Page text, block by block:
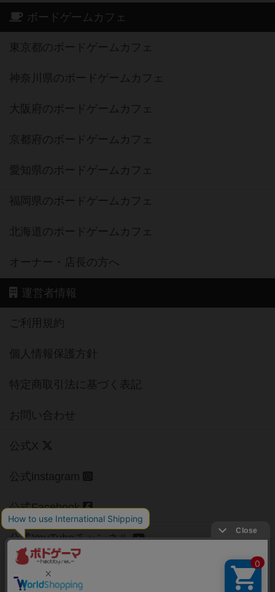
ボードゲームカフェ
東京都のボードゲームカフェ
神奈川県のボードゲームカフェ
大阪府のボードゲームカフェ
京都府のボードゲームカフェ
愛知県のボードゲームカフェ
福岡県のボードゲームカフェ
北海道のボードゲームカフェ
オーナー・店長の方へ
運営者情報
ご利用規約
個人情報保護方針
特定商取引法に基づく表記
お問い合わせ
公式X
公式instagram
公式Facebook
公式YouTubeチャンネル